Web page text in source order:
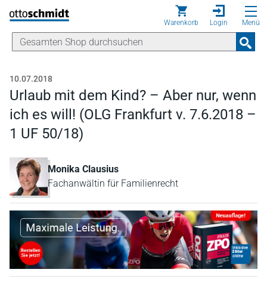
Direkt zum Inhalt
Warenkorb Login Menü
10.07.2018
Urlaub mit dem Kind? – Aber nur, wenn
ich es will! (OLG Frankfurt v. 7.6.2018 –
1 UF 50/18)
Monika Clausius
Fachanwältin für Familienrecht